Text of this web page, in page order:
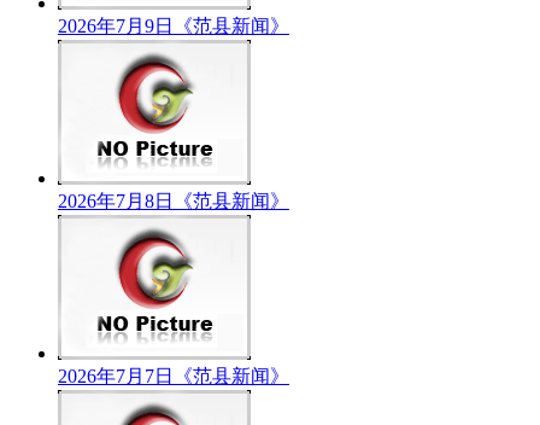
2026年7月9日《范县新闻》
2026年7月8日《范县新闻》
2026年7月7日《范县新闻》